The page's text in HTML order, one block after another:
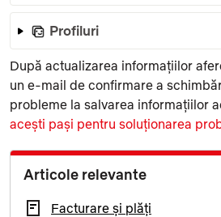
Profiluri
După actualizarea informațiilor
un e-mail de confirmare a
probleme la salvarea informațiilor
acești pași pentru soluționarea
Articole relevante
Facturare și plăți